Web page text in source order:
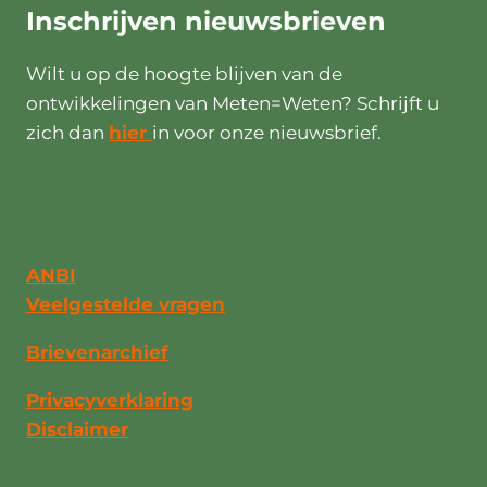
Inschrijven nieuwsbrieven
Wilt u op de hoogte blijven van de
ontwikkelingen van Meten=Weten? Schrijft u
zich dan hier in voor onze nieuwsbrief.
ANBI
Veelgestelde vragen
Brievenarchief
Privacyverklaring
Disclaimer